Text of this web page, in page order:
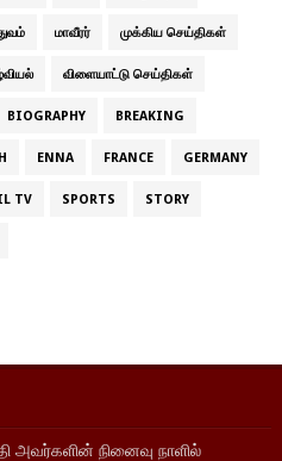
மாவீரர் முக்கிய செய்திகள்
விளையாட்டு செய்திகள்
BIOGRAPHY BREAKING
ENNA FRANCE GERMANY
TV SPORTS STORY
அவர்களின் நினைவு நாளில்